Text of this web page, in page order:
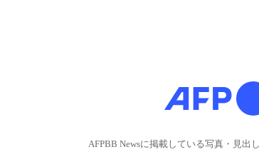
AFPBB Newsに掲載している写真・見出